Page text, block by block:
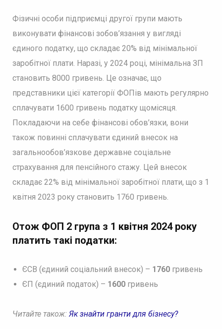
Фізичні особи підприємці другої групи мають
виконувати фінансові зобов’язання у вигляді
єдиного податку, що складає 20% від мінімальної
заробітної плати. Наразі, у 2024 році, мінімальна ЗП
становить 8000 гривень. Це означає, що
представники цієї категорії ФОПів мають регулярно
сплачувати 1600 гривень податку щомісяця.
Покладаючи на себе фінансові обов’язки, вони
також повинні сплачувати єдиний внесок на
загальнообов’язкове державне соціальне
страхування для пенсійного стажу. Цей внесок
складає 22% від мінімальної заробітної плати, що з 1
квітня 2023 року становить 1760 гривень.
Отож ФОП 2 група з 1 квітня 2024 року
платить такі податки:
ЄСВ (єдиний соціальний внесок) – 1760гривень
ЄП (єдиний податок) – 1600гривень
Читайте також: Як знайти гранти для бізнесу?